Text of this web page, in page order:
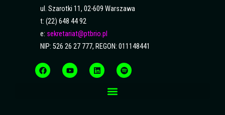
ul. Szarotki 11, 02-609 Warszawa
t: (22) 648 44 92
e: sekretariat@ptbrio.pl
NIP: 526 26 27 777, REGON: 011148441
a
c
e
o
u
t
i
n
k
p
o
t